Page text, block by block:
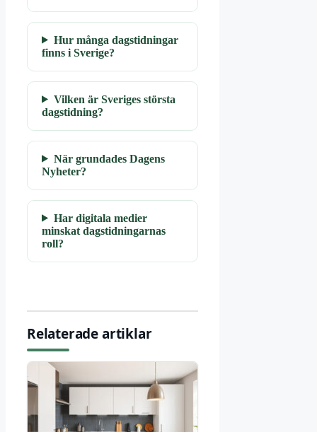
Hur många dagstidningar
finns i Sverige?
Vilken är Sveriges största
dagstidning?
När grundades Dagens
Nyheter?
Har digitala medier
minskat dagstidningarnas
roll?
Relaterade artiklar